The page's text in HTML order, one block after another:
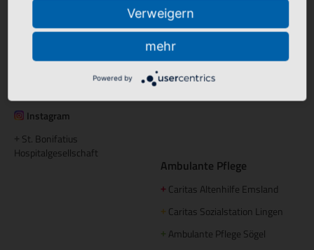
Borromäus Hospital Leer
Instagram
St. Bonifatius
Hospitalgesellschaft
+Mutter Teresa Haus Lingen
Tagespflege
+Maria Anna Haus Lengerich
Ambulante Pflege
+ Caritas Altenhilfe Emsland
+ Caritas Sozialstation Lingen
+ Ambulante Pflege Sögel
Verweigern
mehr
Powered by